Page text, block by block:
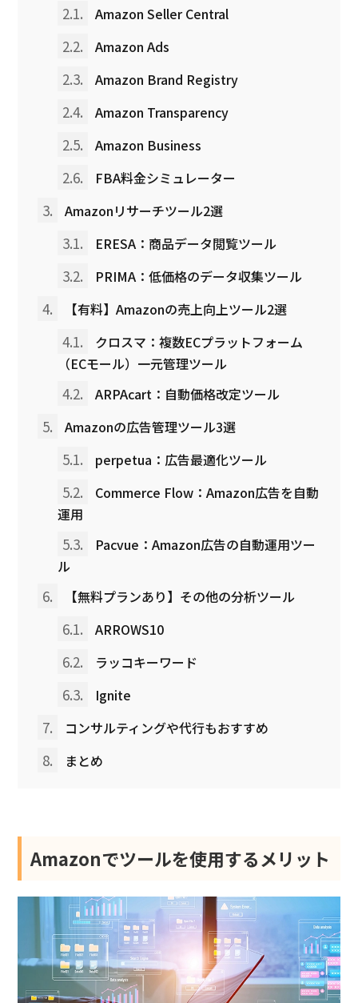
2.1. Amazon Seller Central
2.2. Amazon Ads
2.3. Amazon Brand Registry
2.4. Amazon Transparency
2.5. Amazon Business
2.6. FBA料金シミュレーター
3. Amazonリサーチツール2選
3.1. ERESA：商品データ閲覧ツール
3.2. PRIMA：低価格のデータ収集ツール
4. 【有料】Amazonの売上向上ツール2選
4.1.
クロスマ：複数ECプラットフォーム
（ECモール）一元管理ツール
4.2. ARPAcart：自動価格改定ツール
5. Amazonの広告管理ツール3選
5.1. perpetua：広告最適化ツール
5.2.
Commerce Flow：Amazon広告を自動
運用
5.3.
Pacvue：Amazon広告の自動運用ツー
ル
6. 【無料プランあり】その他の分析ツール
6.1. ARROWS10
6.2. ラッコキーワード
6.3. Ignite
7. コンサルティングや代行もおすすめ
8. まとめ
Amazonでツールを使用するメリット